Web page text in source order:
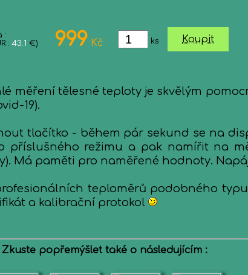
:
: 43.1 €) 999 Kč ks Koupit
měření tělesné teploty je skvělým
19).
tlačítko - během pár sekund se na
příslušného režimu a pak namířit na
Má paměti pro naměřené hodnoty.
teploměrů podobného
a kalibrační protokol
Zkuste popřemýšlet také o následujícím :